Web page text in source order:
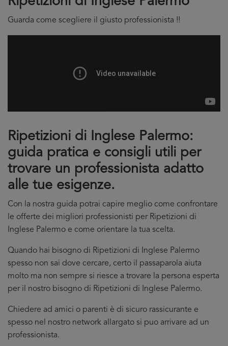
Guarda come scegliere il giusto professionista !!
Ripetizioni di Inglese Palermo:
guida pratica e consigli utili per
trovare un professionista adatto
alle tue esigenze.
Con la nostra guida potrai capire meglio come confrontare
le offerte dei migliori professionisti per Ripetizioni di
Inglese Palermo e come orientare la tua scelta.
Quando hai bisogno di Ripetizioni di Inglese Palermo
spesso non sai dove cercare, certo il passaparola aiuta
molto ma non sempre si riesce a trovare la persona esperta
per il nostro bisogno di Ripetizioni di Inglese Palermo.
Chiedere ad amici o parenti è di sicuro rassicurante e
spesso nel nostro network allargato si puo arrivare ad un
professionista.